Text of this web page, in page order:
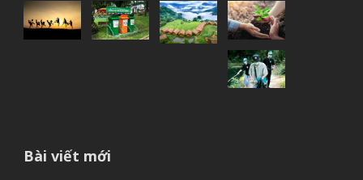
Bài viết mới